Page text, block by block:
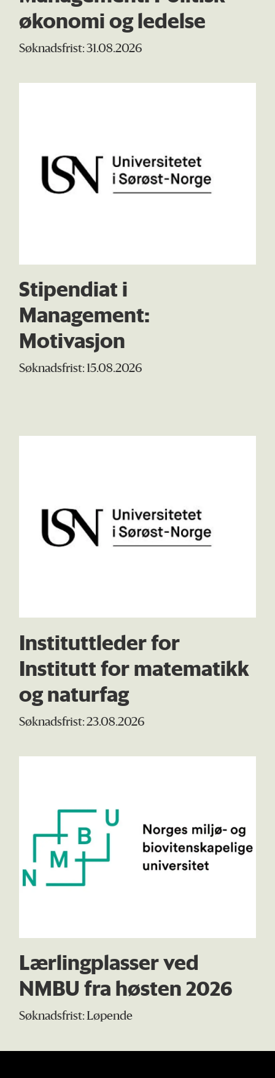
økonomi og ledelse
Søknadsfrist: 31.08.2026
Stipendiat i
Management:
Motivasjon
Søknadsfrist: 15.08.2026
Instituttleder for
Institutt for matematikk
og naturfag
Søknadsfrist: 23.08.2026
Lærlingplasser ved
NMBU fra høsten 2026
Søknadsfrist: Løpende